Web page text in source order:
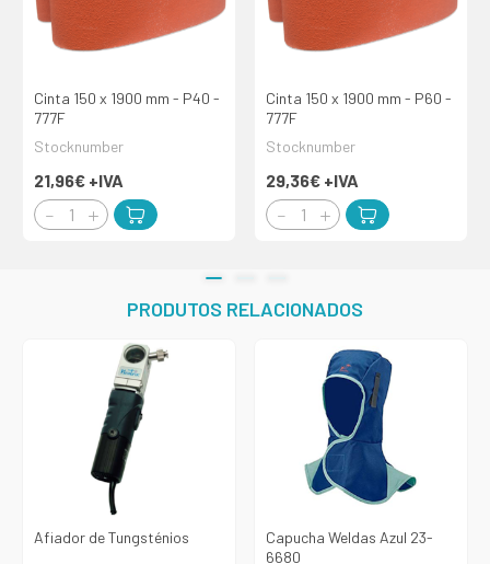
Cinta 150 x 1900 mm - P40 -
777F
Stocknumber
21,96€ +IVA
Cinta 150 x 1900 mm - P60 -
777F
Stocknumber
29,36€ +IVA
PRODUTOS RELACIONADOS
Afiador de Tungsténios
Capucha Weldas Azul 23-
6680